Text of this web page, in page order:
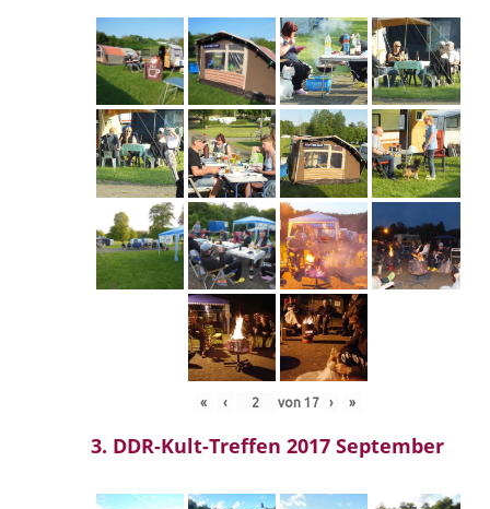
« ‹ von 17 › »
3. DDR-Kult-Treffen 2017 September